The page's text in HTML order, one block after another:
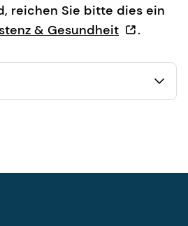
reichen Sie bitte dies ein
& Gesundheit
.